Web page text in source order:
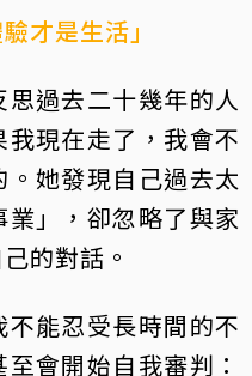
才是生活」
過去二十幾年的人
現在走了，我會不
她發現自己過去太
」，卻忽略了與家
的對話。
能忍受長時間的不
會開始自我審判：